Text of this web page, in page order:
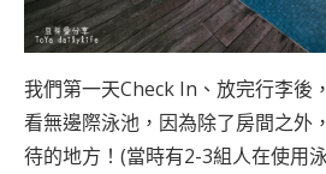
我們第一天Check In、放完行李後
看無邊際泳池，因為除了房間之外
待的地方！(當時有2-3組人在使用